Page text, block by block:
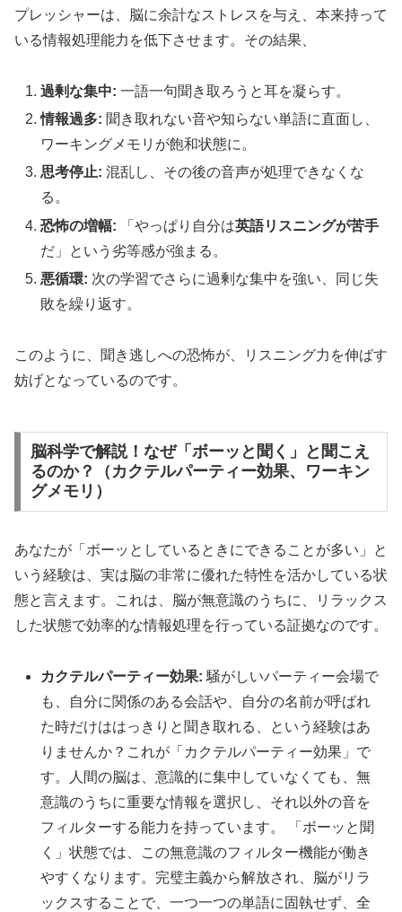
プレッシャーは、脳に余計なストレスを与え、本来持って
いる情報処理能力を低下させます。その結果、
過剰な集中: 一語一句聞き取ろうと耳を凝らす。
情報過多: 聞き取れない音や知らない単語に直面し、
ワーキングメモリが飽和状態に。
思考停止: 混乱し、その後の音声が処理できなくな
る。
恐怖の増幅: 「やっぱり自分は英語リスニングが苦手
だ」という劣等感が強まる。
悪循環: 次の学習でさらに過剰な集中を強い、同じ失
敗を繰り返す。
このように、聞き逃しへの恐怖が、リスニング力を伸ばす
妨げとなっているのです。
脳科学で解説！なぜ「ボーッと聞く」と聞こえ
るのか？（カクテルパーティー効果、ワーキン
グメモリ）
あなたが「ボーッとしているときにできることが多い」と
いう経験は、実は脳の非常に優れた特性を活かしている状
態と言えます。これは、脳が無意識のうちに、リラックス
した状態で効率的な情報処理を行っている証拠なのです。
カクテルパーティー効果: 騒がしいパーティー会場で
も、自分に関係のある会話や、自分の名前が呼ばれ
た時だけははっきりと聞き取れる、という経験はあ
りませんか？これが「カクテルパーティー効果」で
す。人間の脳は、意識的に集中していなくても、無
意識のうちに重要な情報を選択し、それ以外の音を
フィルターする能力を持っています。 「ボーッと聞
く」状態では、この無意識のフィルター機能が働き
やすくなります。完璧主義から解放され、脳がリラ
ックスすることで、一つ一つの単語に固執せず、全